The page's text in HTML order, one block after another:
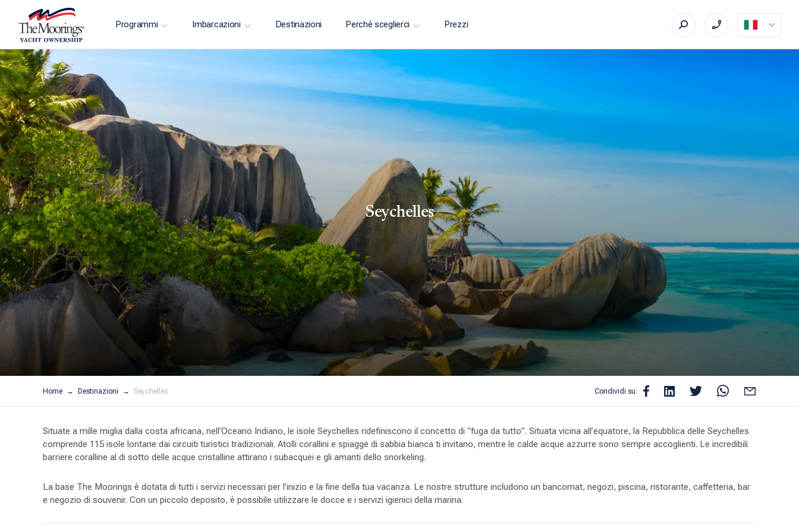
Programmi Imbarcazioni Destinazioni Perché sceglierci Prezzi
Seychelles
Home Destinazioni Seychelles Condividi su:
Situate a mille miglia dalla costa africana, nell’Oceano Indiano, le isole Seychelles ridefiniscono il concetto di “fuga da tutto”. Situata vicina all’equatore, la Repubblica delle Seychelles
comprende 115 isole lontane dai circuiti turistici tradizionali. Atolli corallini e spiagge di sabbia bianca ti invitano, mentre le calde acque azzurre sono sempre accoglienti. Le incredibili
barriere coralline al di sotto delle acque cristalline attirano i subacquei e gli amanti dello snorkeling.
La base The Moorings è dotata di tutti i servizi necessari per l’inizio e la fine della tua vacanza. Le nostre strutture includono un bancomat, negozi, piscina, ristorante, caffetteria, bar
e negozio di souvenir. Con un piccolo deposito, è possibile utilizzare le docce e i servizi igienici della marina.